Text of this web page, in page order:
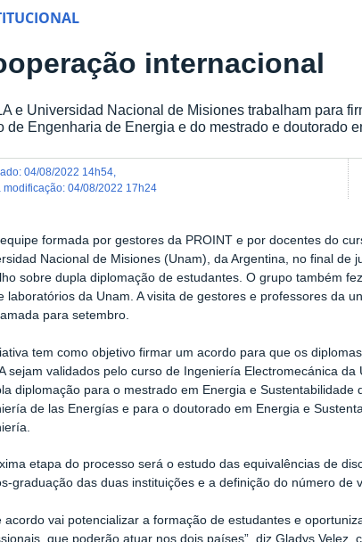
internacional
e Universidad Nacional de Misiones trabalham para
de Engenharia de Energia e do mestrado e doutorado
:04/08/2022 14h54
modificação:04/08/2022 17h24
formada por gestores da PROINT e por docentes do
Nacional de Misiones (Unam), da Argentina, no final de
sobre dupla diplomação de estudantes. O grupo também
laboratórios da Unam. A visita de gestores e professores da
para setembro.
tem como objetivo firmar um acordo para que os
sejam validados pelo curso de Ingeniería Electromecánica
diplomação para o mestrado em Energia e Sustentabilidade
de las Energías e para o doutorado em Energia e
etapa do processo será o estudo das equivalências de
graduação das duas instituições e a definição do número de
acordo vai potencializar a formação de estudantes e
que poderão atuar nos dois países”, diz Gladys